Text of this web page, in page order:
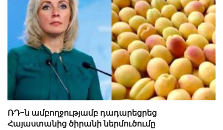
ՌԴ-ն ամբողջությամբ դադարեցրեց
Հայաստանից ծիրանի ներմուծումը